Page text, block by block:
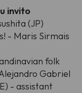
invito
(JP)
- Maris Sirmais
folk
Gabriel
- assistant